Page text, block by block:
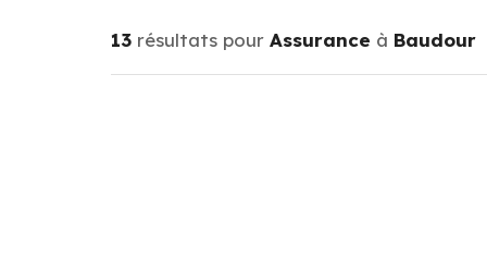
13 résultats pour Assurance à Baudour